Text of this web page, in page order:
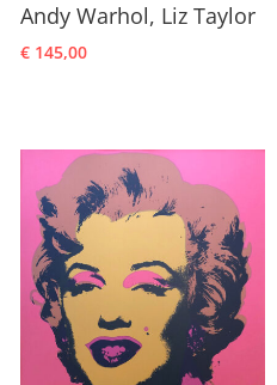
Andy Warhol, Liz Taylor
€145,00